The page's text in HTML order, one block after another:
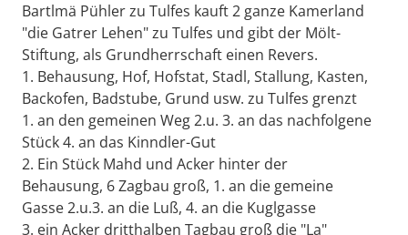
Bartlmä Pühler zu Tulfes kauft 2 ganze Kamerland
"die Gatrer Lehen" zu Tulfes und gibt der Mölt-
Stiftung, als Grundherrschaft einen Revers.
1. Behausung, Hof, Hofstat, Stadl, Stallung, Kasten,
Backofen, Badstube, Grund usw. zu Tulfes grenzt
1. an den gemeinen Weg 2.u. 3. an das nachfolgene
Stück 4. an das Kinndler-Gut
2. Ein Stück Mahd und Acker hinter der
Behausung, 6 Zagbau groß, 1. an die gemeine
Gasse 2.u.3. an die Luß, 4. an die Kuglgasse
3. ein Acker dritthalben Tagbau groß die "La"